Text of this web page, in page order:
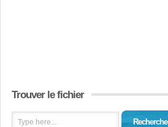
Trouver le fichier
Recherche